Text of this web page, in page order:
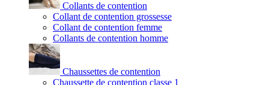
Collants de contention
Collant de contention grossesse
Collant de contention femme
Collants de contention homme
Chaussettes de contention
Chaussette de contention classe 1